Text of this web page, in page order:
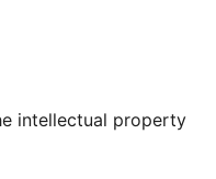
YouTube
de Tumblr
intellectual property